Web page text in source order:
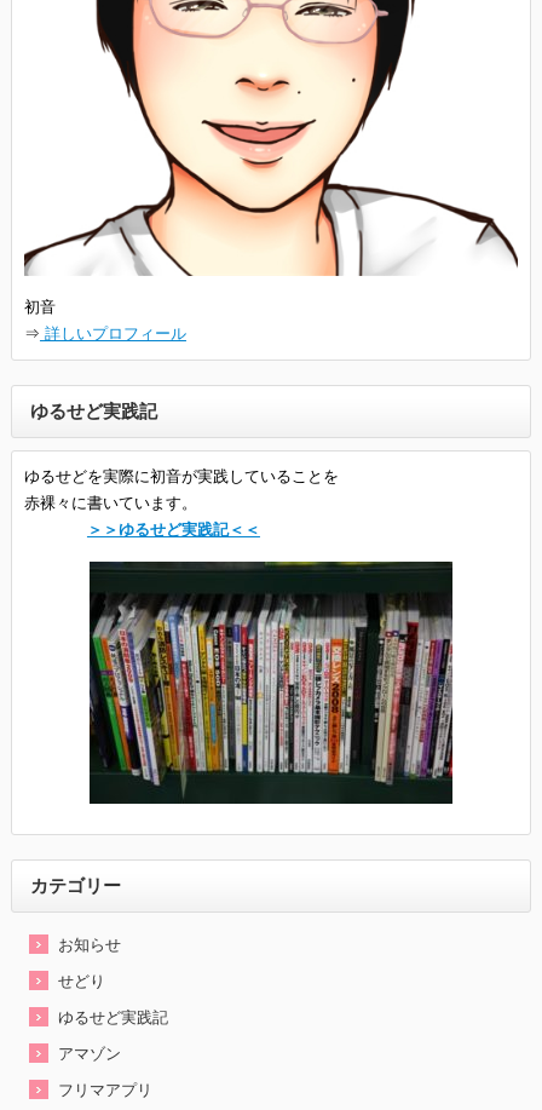
初音
⇒ 詳しいプロフィール
ゆるせど実践記
ゆるせどを実際に初音が実践していることを
赤裸々に書いています。
＞＞ゆるせど実践記＜＜
カテゴリー
お知らせ
せどり
ゆるせど実践記
アマゾン
フリマアプリ